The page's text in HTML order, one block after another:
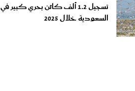
تسجيل 1.2 ألف كائن بحري كبير في
السعودية خلال 2025